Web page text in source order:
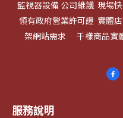
監視器設備 公司維護 現場
領有政府營業許可證 實體
架網站需求 千樣商品實
服務說明